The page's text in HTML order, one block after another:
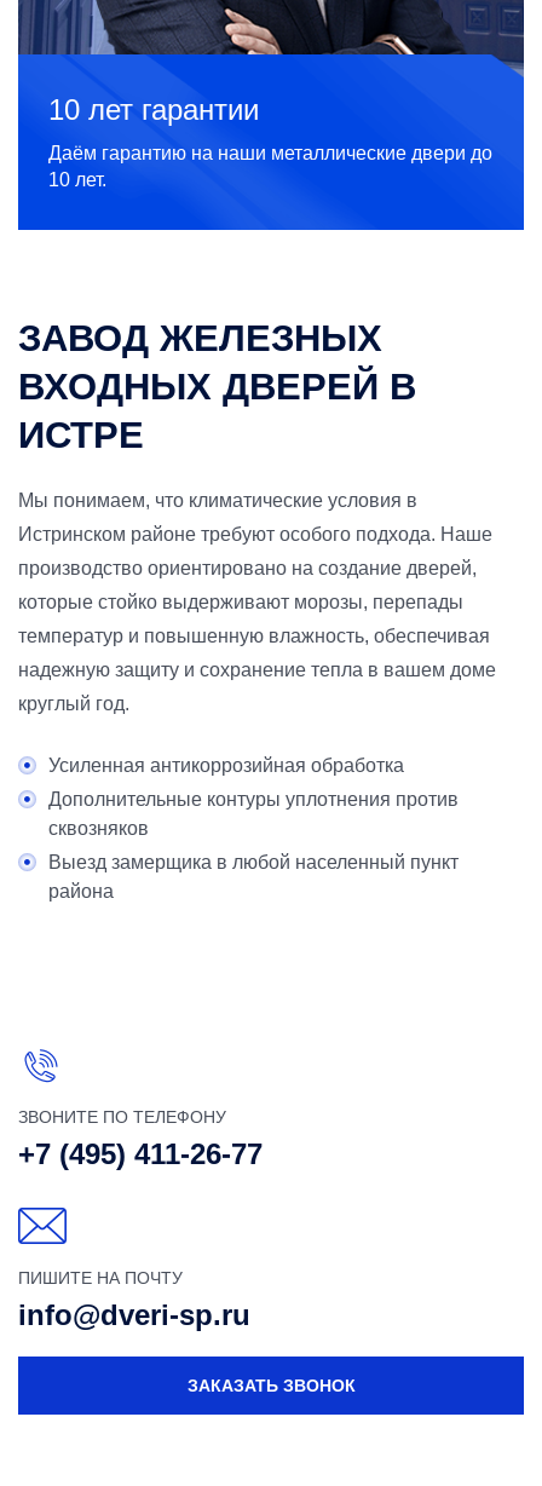
10 лет гарантии
Даём гарантию на наши металлические двери до
10 лет.
ЗАВОД ЖЕЛЕЗНЫХ
ВХОДНЫХ ДВЕРЕЙ В
ИСТРЕ
Мы понимаем, что климатические условия в
Истринском районе требуют особого подхода. Наше
производство ориентировано на создание дверей,
которые стойко выдерживают морозы, перепады
температур и повышенную влажность, обеспечивая
надежную защиту и сохранение тепла в вашем доме
круглый год.
Усиленная антикоррозийная обработка
Дополнительные контуры уплотнения против
сквозняков
Выезд замерщика в любой населенный пункт
района
ЗВОНИТЕ ПО ТЕЛЕФОНУ
+7 (495) 411-26-77
ПИШИТЕ НА ПОЧТУ
info@dveri-sp.ru
ЗАКАЗАТЬ ЗВОНОК